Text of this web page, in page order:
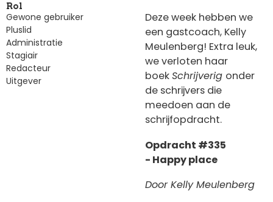
Rol
Gewone gebruiker
Pluslid
Administratie
Stagiair
Redacteur
Uitgever
Deze week hebben we
een gastcoach, Kelly
Meulenberg! Extra leuk,
we verloten haar
boekSchrijverig onder
de schrijvers die
meedoen aan de
schrijfopdracht.
Opdracht #335
- Happy place
Door Kelly Meulenberg